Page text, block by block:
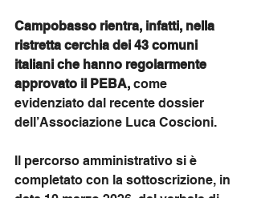
Campobasso rientra, infatti, nella
ristretta cerchia dei 43 comuni
italiani che hanno regolarmente
approvato il PEBA, come
evidenziato dal recente dossier
dell’Associazione Luca Coscioni.
Il percorso amministrativo si è
completato con la sottoscrizione, in